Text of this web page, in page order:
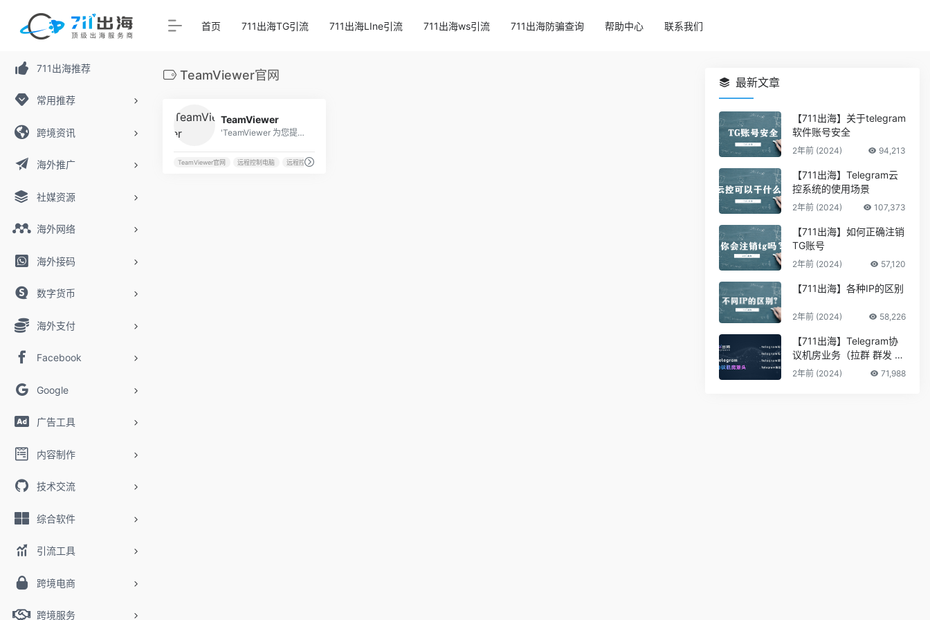
711出海推荐
常用推荐
跨境资讯
海外推广
社媒资源
海外网络
海外接码
数字货币
海外支付
Facebook
Google
广告工具
内容制作
技术交流
综合软件
引流工具
跨境电商
跨境服务
首页 711出海TG引流 711出海LIne引流 711出海ws引流 711出海防骗查询 帮助中心 联系我们
TeamViewer官网
TeamViewer
'TeamViewer 为您提供强大的远程桌面与支持'
TeamViewer官网 远程控制电脑 远程控制软件
最新文章
【711出海】关于telegram
软件账号安全
2年前 (2024) 94,213
【711出海】Telegram云
控系统的使用场景
2年前 (2024) 107,373
【711出海】如何正确注销
TG账号
2年前 (2024) 57,120
【711出海】各种IP的区别
2年前 (2024) 58,226
【711出海】Telegram协
议机房业务（拉群 群发 私
信 采集 筛料）
2年前 (2024) 71,988